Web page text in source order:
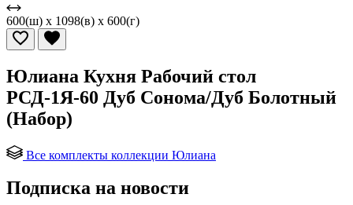
600(ш) x 1098(в) x 600(г)
Юлиана Кухня Рабочий стол
РСД-1Я-60 Дуб Сонома/Дуб Болотный
(Набор)
Все комплекты коллекции Юлиана
Подписка на новости